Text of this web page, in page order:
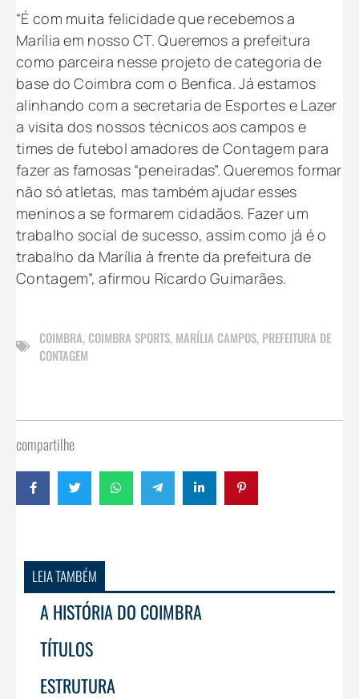
“É com muita felicidade que recebemos a
Marília em nosso CT. Queremos a prefeitura
como parceira nesse projeto de categoria de
base do Coimbra com o Benfica. Já estamos
alinhando com a secretaria de Esportes e Lazer
a visita dos nossos técnicos aos campos e
times de futebol amadores de Contagem para
fazer as famosas “peneiradas”. Queremos formar
não só atletas, mas também ajudar esses
meninos a se formarem cidadãos. Fazer um
trabalho social de sucesso, assim como já é o
trabalho da Marília à frente da prefeitura de
Contagem”, afirmou Ricardo Guimarães.
COIMBRA, COIMBRA SPORTS, MARÍLIA CAMPOS, PREFEITURA DE
CONTAGEM
compartilhe
LEIA TAMBÉM
A HISTÓRIA DO COIMBRA
TÍTULOS
ESTRUTURA